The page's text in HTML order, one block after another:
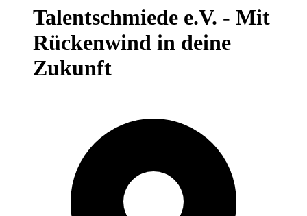
Talentschmiede e.V. - Mit
Rückenwind in deine
Zukunft